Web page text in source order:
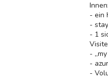
Innen:
- ein
-
- 1
-
-
-